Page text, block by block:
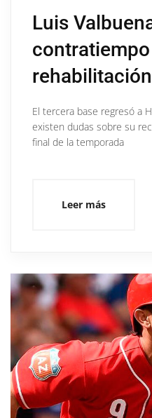
Luis
rehabilitación
El tercera base regresó a
existen dudas sobre su
final de la temporada
Leer más